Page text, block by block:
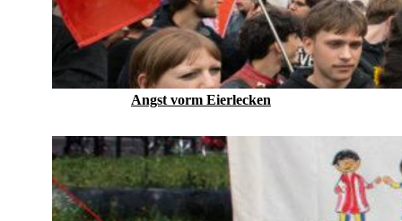
Angst vorm Eierlecken